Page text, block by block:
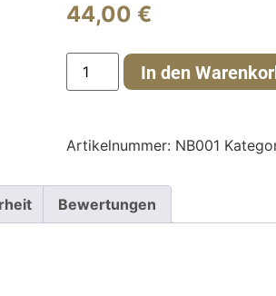
44,00 €
In den
Artikelnummer: NB001
Bewertungen